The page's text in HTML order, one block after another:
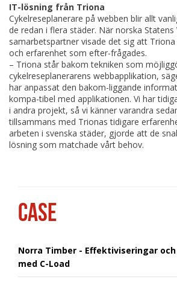
IT-lösning från Triona
Cykelreseplanerare på webben blir allt
de redan i flera städer. När norska Statens
samarbetspartner visade det sig att
och erfarenhet som efter-frågades.
– Triona står bakom tekniken som
cykelreseplanerarens webbapplikation,
har anpassat den bakom-liggande
kompa-tibel med applikationen. Vi har
i andra projekt, så vi känner varandra
tillsammans med Trionas tidigare
arbeten i svenska städer, gjorde att de
lösning som matchade vårt behov.
CASE
Norra Timber - Effektiviseringar
med C-Load